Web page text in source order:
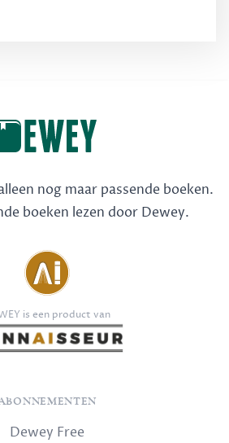
nog maar passende boeken.
boeken lezen door Dewey.
is een product van
Dewey Free